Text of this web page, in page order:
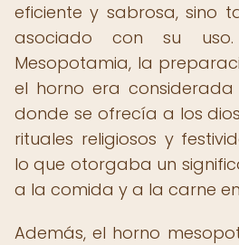
eficiente y sabrosa, sino
asociado con su
Mesopotamia, la
el horno era
donde se ofrecía a los
rituales religiosos y
lo que otorgaba un
a la comida y a la carne
Además, el horno